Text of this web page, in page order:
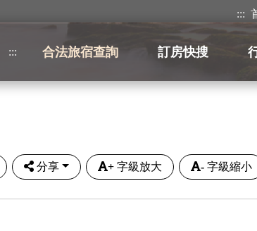
:::
::: 合法旅宿查詢 訂房快搜
分享 + 字級放大 - 字級縮小